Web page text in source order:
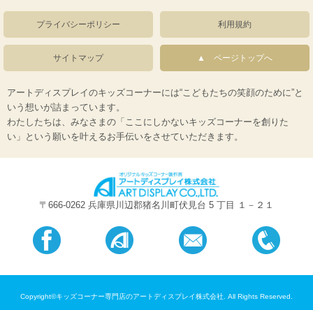
プライバシーポリシー 利用規約
サイトマップ ページトップへ
アートディスプレイのキッズコーナーには“こどもたちの笑顔のために”と
いう想いが詰まっています。
わたしたちは、みなさまの「ここにしかないキッズコーナーを創りた
い」という願いを叶えるお手伝いをさせていただきます。
〒666-0262 兵庫県川辺郡猪名川町伏見台 5 丁目 １－２１
Copyright©キッズコーナー専門店のアートディスプレイ株式会社. All Rights Reserved.